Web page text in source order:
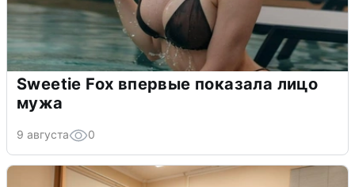
Sweetie Fox впервые показала лицо
мужа
9 августа 0